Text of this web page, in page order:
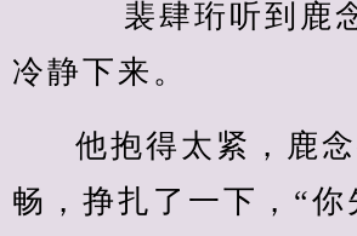
冷静下来。
他抱得太紧，鹿
畅，挣扎了一下，“你